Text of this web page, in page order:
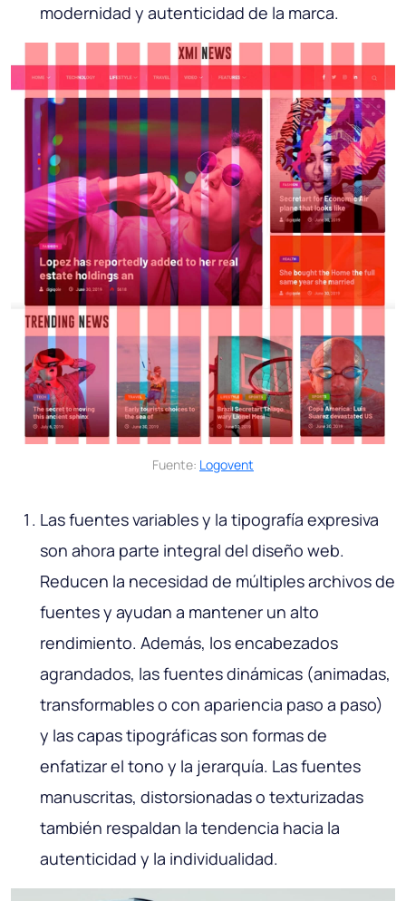
modernidad y autenticidad de la marca.
Fuente: Logovent
Las fuentes variables y la tipografía expresiva
son ahora parte integral del diseño web.
Reducen la necesidad de múltiples archivos de
fuentes y ayudan a mantener un alto
rendimiento. Además, los encabezados
agrandados, las fuentes dinámicas (animadas,
transformables o con apariencia paso a paso)
y las capas tipográficas son formas de
enfatizar el tono y la jerarquía. Las fuentes
manuscritas, distorsionadas o texturizadas
también respaldan la tendencia hacia la
autenticidad y la individualidad.